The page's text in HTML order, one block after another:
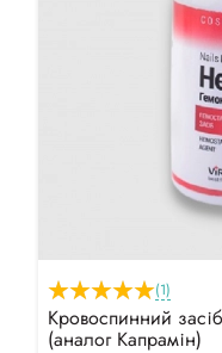
(1)
Кровоспинний
(аналог Капрамін)